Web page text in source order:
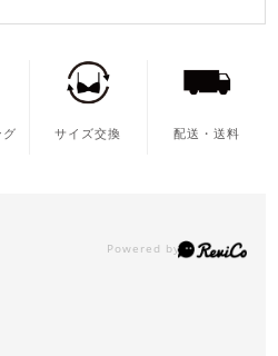
グ
サイズ交換 配送・送料